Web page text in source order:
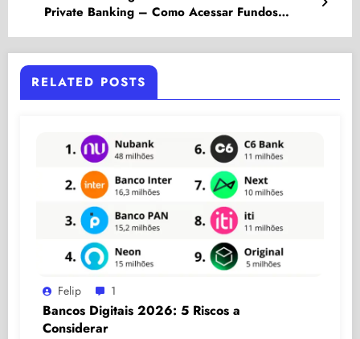
Private Banking – Como Acessar Fundos
RELATED POSTS
Felip 1
Bancos Digitais 2026: 5 Riscos a
Considerar